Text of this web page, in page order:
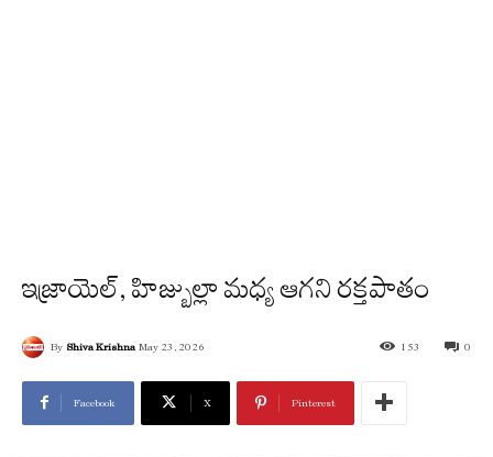
ఇజ్రాయెల్, హిజ్బుల్లా మధ్య ఆగని రక్తపాతం
By Shiva Krishna May 23, 2026 0
153
Facebook X Pinterest